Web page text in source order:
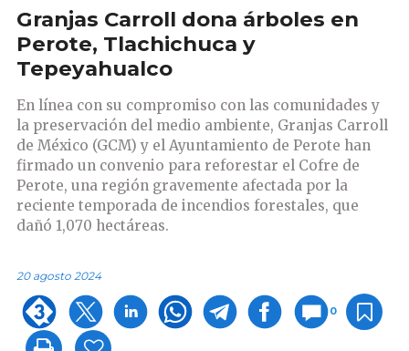
Granjas Carroll dona árboles en
Perote, Tlachichuca y
Tepeyahualco
En línea con su compromiso con las comunidades y
la preservación del medio ambiente, Granjas Carroll
de México (GCM) y el Ayuntamiento de Perote han
firmado un convenio para reforestar el Cofre de
Perote, una región gravemente afectada por la
reciente temporada de incendios forestales, que
dañó 1,070 hectáreas.
20 agosto 2024
0